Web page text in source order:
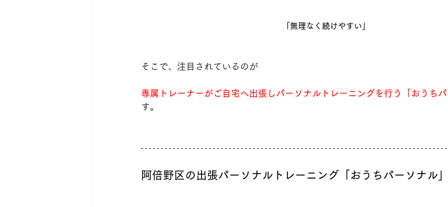
「無理なく続けやすい」
そこで、注目されているのが
専属トレーナーがご自宅へ出張しパーソナルトレーニングを行う「おうち
す。
阿倍野区の出張パーソナルトレーニング「おうちパーソナル